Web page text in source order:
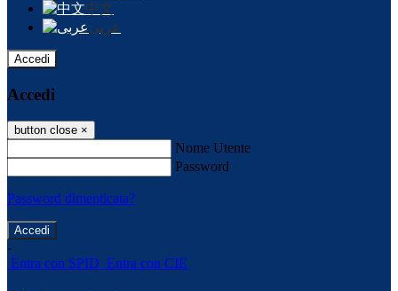
中文
عربى
Accedi
Accedi
button close ×
Nome Utente
Password
Password dimenticata?
-
Entra con SPID Entra con CIE